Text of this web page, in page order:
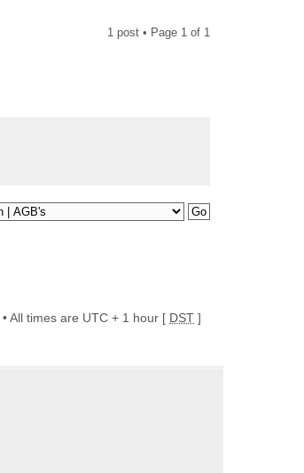
1 post • Page 1 of 1
• All times are UTC + 1 hour [ DST ]